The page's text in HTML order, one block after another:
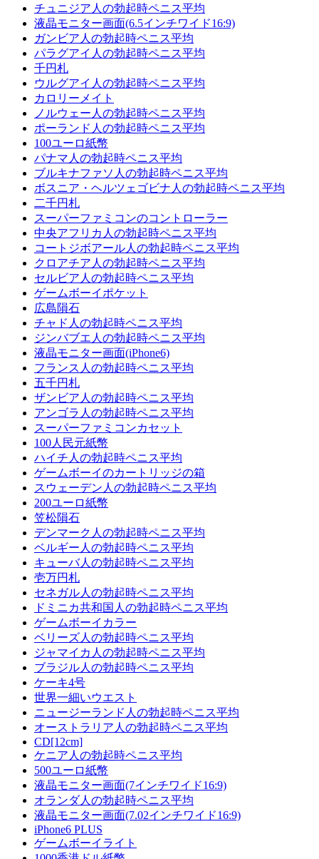
チュニジア人の勃起時ペニス平均
液晶モニター画面(6.5インチワイド16:9)
ガンビア人の勃起時ペニス平均
パラグアイ人の勃起時ペニス平均
千円札
ウルグアイ人の勃起時ペニス平均
カロリーメイト
ノルウェー人の勃起時ペニス平均
ポーランド人の勃起時ペニス平均
100ユーロ紙幣
パナマ人の勃起時ペニス平均
ブルキナファソ人の勃起時ペニス平均
ボスニア・ヘルツェゴビナ人の勃起時ペニス平均
二千円札
スーパーファミコンのコントローラー
中央アフリカ人の勃起時ペニス平均
コー​​トジボアール人の勃起時ペニス平均
クロアチア人の勃起時ペニス平均
セルビア人の勃起時ペニス平均
ゲームボーイポケット
広島隕石
チャド人の勃起時ペニス平均
ジンバブエ人の勃起時ペニス平均
液晶モニター画面(iPhone6)
フランス人の勃起時ペニス平均
五千円札
ザンビア人の勃起時ペニス平均
アンゴラ人の勃起時ペニス平均
スーパーファミコンカセット
100人民元紙幣
ハイチ人の勃起時ペニス平均
ゲームボーイのカートリッジの箱
スウェーデン人の勃起時ペニス平均
200ユーロ紙幣
笠松隕石
デンマーク人の勃起時ペニス平均
ベルギー人の勃起時ペニス平均
キューバ人の勃起時ペニス平均
壱万円札
セネガル人の勃起時ペニス平均
ドミニカ共和国人の勃起時ペニス平均
ゲームボーイカラー
ベリーズ人の勃起時ペニス平均
ジャマイカ人の勃起時ペニス平均
ブラジル人の勃起時ペニス平均
ケーキ4号
世界一細いウエスト
ニュージーランド人の勃起時ペニス平均
オーストラリア人の勃起時ペニス平均
CD[12cm]
ケニア人の勃起時ペニス平均
500ユーロ紙幣
液晶モニター画面(7インチワイド16:9)
オランダ人の勃起時ペニス平均
液晶モニター画面(7.02インチワイド16:9)
iPhone6 PLUS
ゲームボーイライト